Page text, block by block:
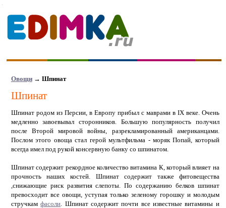
Овощи→ Шпинат
Шпинат
Шпинат родом из Персии, в Европу прибыл с маврами в IX веке. Очень
медленно завоевывал сторонников. Большую популярность получил
после Второй мировой войны, разрекламированный американцами.
Послом этого овоща стал герой мультфильма - моряк Попай, который
всегда имел под рукой консервную банку со шпинатом.
Шпинат содержит рекордное количество витамина К, который влияет на
прочность наших костей. Шпинат содержит также фитовещества
,снижающие риск развития слепоты. По содержанию белков шпинат
превосходит все овощи, уступая только зеленому горошку и молодым
стручкамфасоли . Шпинат содержит почти все известные витамины и